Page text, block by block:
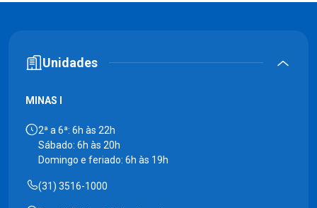
Unidades
MINAS I
2ª a 6ª: 6h às 22h
Sábado: 6h às 20h
Domingo e feriado: 6h às 19h
(31) 3516-1000